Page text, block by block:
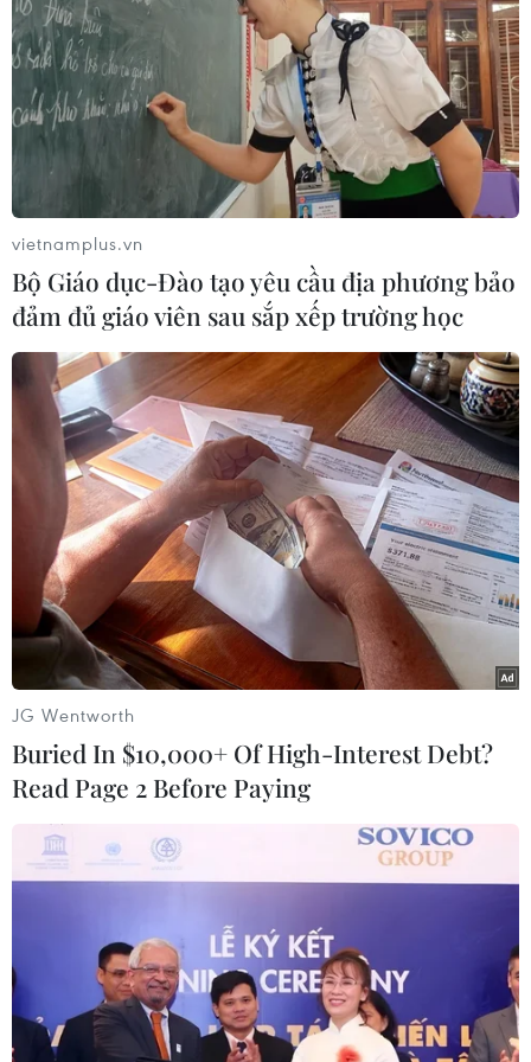
Mưa rào và dông khắp các vùng trong cả
nước ngày cuối tuần
17/06/2018 01:16
Do ảnh hưởng của rãnh áp thấp còn hoạt động mạnh
kết hợp với hội tụ gió trên cao nên đêm nay ở Bắc Bộ và
Bắc Trung Bộ tiếp tục có mưa rào và dông, Tây Nguyên
và Nam Bộ có mưa, mưa vừa, có nơi mưa to.
Chiều tối 17/6, miền Bắc và Hà Nội có mưa
vietnamplus.vn
Bộ Giáo dục-Đào tạo yêu cầu địa phương bảo
đảm đủ giáo viên sau sắp xếp trường học
JG Wentworth
Buried In $10,000+ Of High-Interest Debt?
Read Page 2 Before Paying